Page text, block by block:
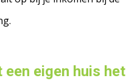
eigen huis het